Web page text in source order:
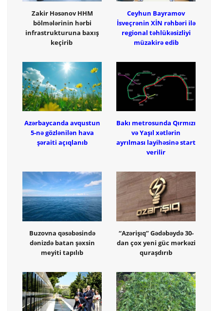
Zakir Həsənov HHM
bölmələrinin hərbi
infrastrukturuna baxış
keçirib
Ceyhun Bayramov
İsveçrənin XİN rəhbəri ilə
regional təhlükəsizliyi
müzakirə edib
Azərbaycanda avqustun
5-nə gözlənilən hava
şəraiti açıqlanıb
Bakı metrosunda Qırmızı
və Yaşıl xətlərin
ayrılması layihəsinə start
verilir
Buzovna qəsəbəsində
dənizdə batan şəxsin
meyiti tapılıb
“Azərişıq” Gədəbəydə 30-
dan çox yeni güc mərkəzi
quraşdırıb